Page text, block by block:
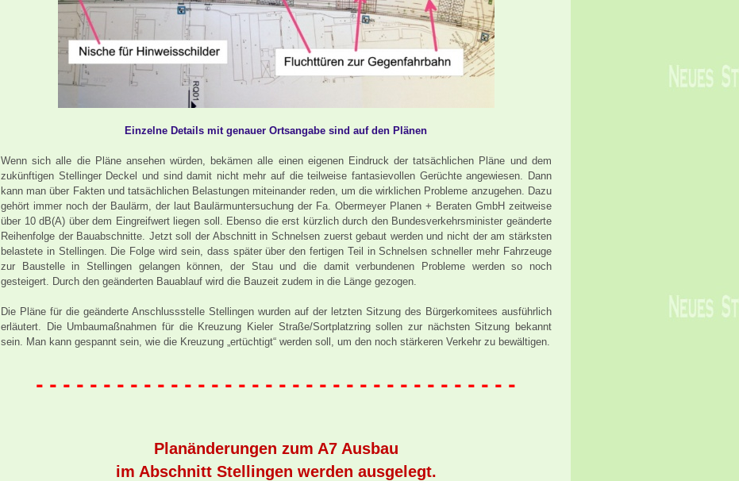
Einzelne Details mit genauer Ortsangabe sind auf den Plänen
Wenn sich alle die Pläne ansehen würden, bekämen alle einen eigenen Eindruck der tatsächlichen Pläne und dem
zukünftigen Stellinger Deckel und sind damit nicht mehr auf die teilweise fantasievollen Gerüchte angewiesen. Dann
kann man über Fakten und tatsächlichen Belastungen miteinander reden, um die wirklichen Probleme anzugehen. Dazu
gehört immer noch der Baulärm, der laut Baulärmuntersuchung der Fa. Obermeyer Planen + Beraten GmbH zeitweise
über 10 dB(A) über dem Eingreifwert liegen soll. Ebenso die erst kürzlich durch den Bundesverkehrsminister geänderte
Reihenfolge der Bauabschnitte. Jetzt soll der Abschnitt in Schnelsen zuerst gebaut werden und nicht der am stärksten
belastete in Stellingen. Die Folge wird sein, dass später über den fertigen Teil in Schnelsen schneller mehr Fahrzeuge
zur Baustelle in Stellingen gelangen können, der Stau und die damit verbundenen Probleme werden so noch
gesteigert. Durch den geänderten Bauablauf wird die Bauzeit zudem in die Länge gezogen.
Die Pläne für die geänderte Anschlussstelle Stellingen wurden auf der letzten Sitzung des Bürgerkomitees ausführlich
erläutert. Die Umbaumaßnahmen für die Kreuzung Kieler Straße/Sortplatzring sollen zur nächsten Sitzung bekannt
sein. Man kann gespannt sein, wie die Kreuzung „ertüchtigt“ werden soll, um den noch stärkeren Verkehr zu bewältigen.
- - - - - - - - - - - - - - - - - - - - - - - - - - - - - - - - - - - -
Planänderungen zum A7 Ausbau
im Abschnitt Stellingen werden ausgelegt.